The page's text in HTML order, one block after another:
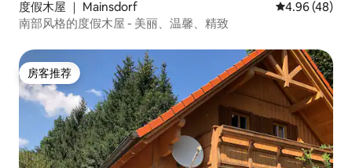
度假木屋 ｜ Mainsdorf 平均评分
4.96 (48)
南部风格的度假木屋 - 美丽、温馨、精致
房客推荐
房客推荐